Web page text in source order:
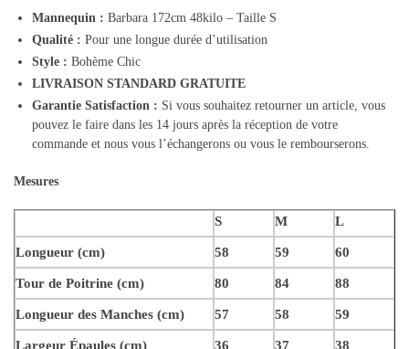
Mannequin : Barbara 172cm 48kilo – Taille S
Qualité : Pour une longue durée d’utilisation
Style : Bohème Chic
LIVRAISON STANDARD GRATUITE
Garantie Satisfaction : Si vous souhaitez retourner un article, vous
pouvez le faire dans les 14 jours après la réception de votre
commande et nous vous l’échangerons ou vous le rembourserons.
Mesures
S M L
Longueur (cm) 58 59 60
Tour de Poitrine (cm) 80 84 88
Longueur des Manches (cm) 57 58 59
Largeur Épaules (cm) 36 37 38